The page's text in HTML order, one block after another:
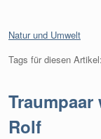
Kategorien:
Natur und Umwelt
Tags für diesen Artikel:
Rolf